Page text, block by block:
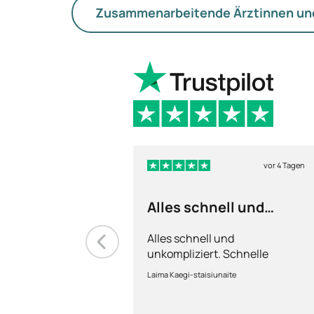
Zusammenarbeitende Ärztinnen
vor 4 Tagen
Alles schnell und
Alles schnell und
unkompliziert. Schnelle
Lieferung.
Laima Kaegi-staisiunaite